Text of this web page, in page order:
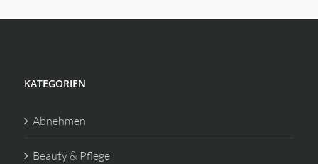
KATEGORIEN
Abnehmen
Beauty & Pflege